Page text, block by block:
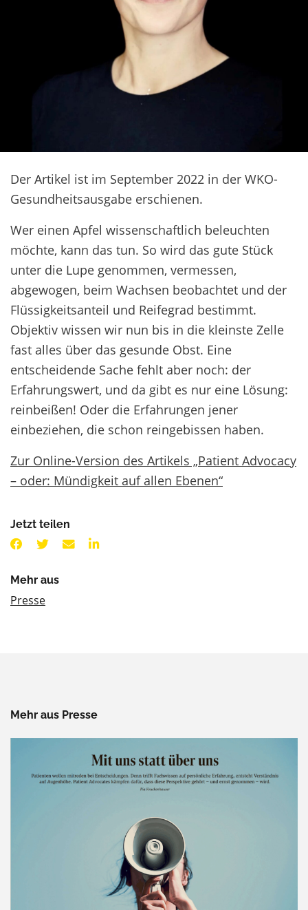
Der Artikel ist im September 2022 in der WKO-
Gesundheitsausgabe erschienen.
Wer einen Apfel wissenschaftlich beleuchten
möchte, kann das tun. So wird das gute Stück
unter die Lupe genommen, vermessen,
abgewogen, beim Wachsen beobachtet und der
Flüssigkeitsanteil und Reifegrad bestimmt.
Objektiv wissen wir nun bis in die kleinste Zelle
fast alles über das gesunde Obst. Eine
entscheidende Sache fehlt aber noch: der
Erfahrungswert, und da gibt es nur eine Lösung:
reinbeißen! Oder die Erfahrungen jener
einbeziehen, die schon reingebissen haben.
Zur Online-Version des Artikels „Patient Advocacy
– oder: Mündigkeit auf allen Ebenen“
Jetzt teilen
Mehr aus
Presse
Mehr aus Presse